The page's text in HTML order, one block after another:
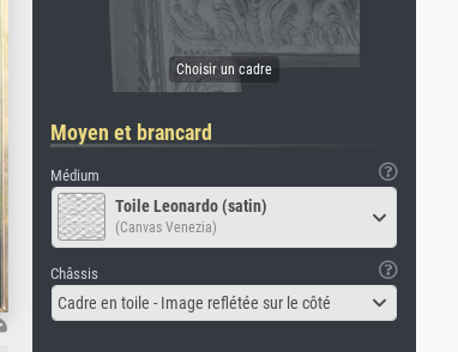
Moyen et brancard
Médium
Toile Leonardo (satin)
(Canvas Venezia)
Châssis
Cadre en toile - Image reflétée sur le côté